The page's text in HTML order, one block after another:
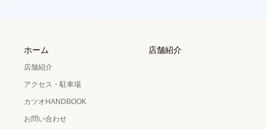
ホーム
店舗紹介
アクセス・駐車場
カツオHANDBOOK
お問い合わせ
店舗紹介